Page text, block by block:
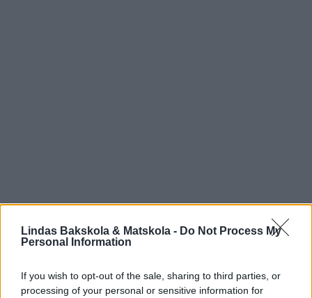
Lindas Bakskola & Matskola - Do Not Process My
Personal Information
If you wish to opt-out of the sale, sharing to third parties, or
processing of your personal or sensitive information for
DU KANSKE OCKSÅ GILLAR...